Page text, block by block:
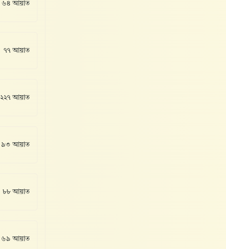
৬৪ আয়াত
৭৭ আয়াত
২২৭ আয়াত
৯৩ আয়াত
৮৮ আয়াত
৬৯ আয়াত